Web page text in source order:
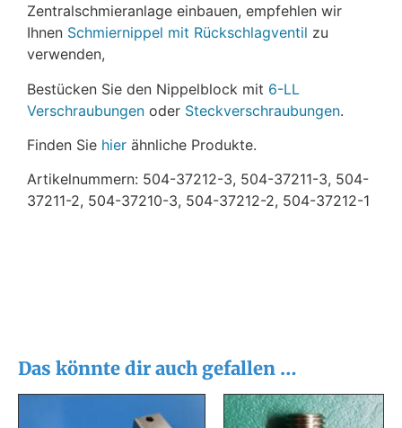
Zentralschmieranlage einbauen, empfehlen wir
Ihnen Schmiernippel mit Rückschlagventil zu
verwenden,
Bestücken Sie den Nippelblock mit 6-LL
Verschraubungen oder Steckverschraubungen.
Finden Sie hier ähnliche Produkte.
Artikelnummern: 504-37212-3, 504-37211-3, 504-
37211-2, 504-37210-3, 504-37212-2, 504-37212-1
Das könnte dir auch gefallen …